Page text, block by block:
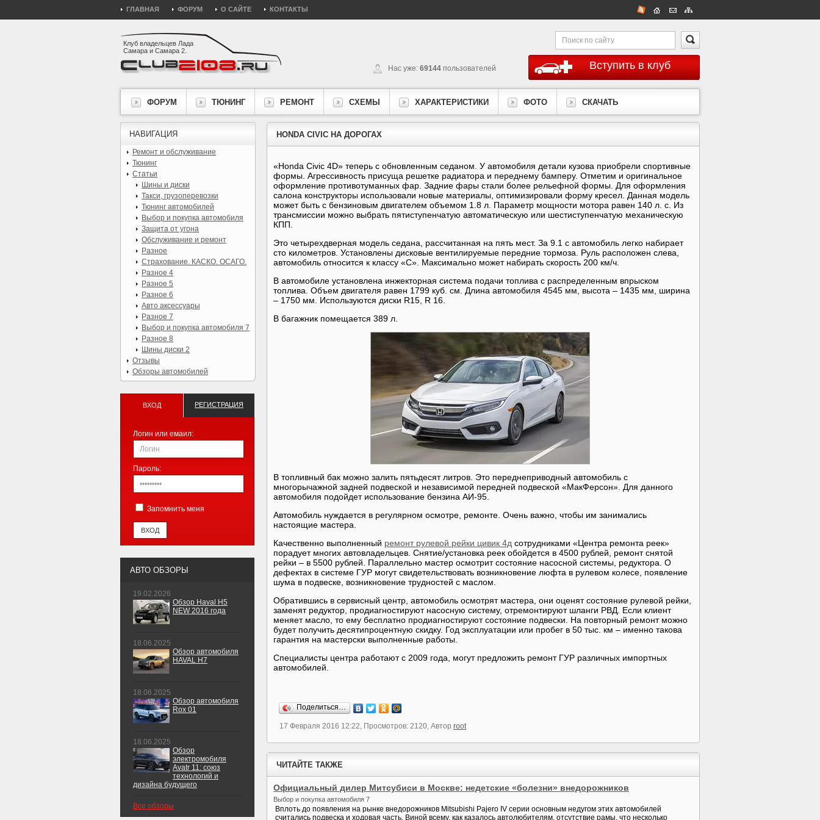
ГЛАВНАЯ ФОРУМ О САЙТЕ КОНТАКТЫ
Клуб владельцев Лада
Самара и Самара 2.
Вступить в клуб
Нас уже: 69144 пользователей
ФОРУМ ТЮНИНГ РЕМОНТ СХЕМЫ ХАРАКТЕРИСТИКИ ФОТО СКАЧАТЬ
HONDA CIVIC НА ДОРОГАХ
«Honda Civic 4D» теперь с обновленным седаном. У автомобиля детали кузова приобрели спортивные
формы. Агрессивность присуща решетке радиатора и переднему бамперу. Отметим и оригинальное
оформление противотуманных фар. Задние фары стали более рельефной формы. Для оформления
салона конструкторы использовали новые материалы, оптимизировали форму кресел. Данная модель
может быть с бензиновым двигателем объемом 1.8 л. Параметр мощности мотора равен 140 л. с. Из
трансмиссии можно выбрать пятиступенчатую автоматическую или шестиступенчатую механическую
КПП.
Это четырехдверная модель седана, рассчитанная на пять мест. За 9.1 с автомобиль легко набирает
сто километров. Установлены дисковые вентилируемые передние тормоза. Руль расположен слева,
автомобиль относится к классу «С». Максимально может набирать скорость 200 км/ч.
В автомобиле установлена инжекторная система подачи топлива с распределенным впрыском
топлива. Объем двигателя равен 1799 куб. см. Длина автомобиля 4545 мм, высота – 1435 мм, ширина
– 1750 мм. Используются диски R15, R 16.
В багажник помещается 389 л.
В топливный бак можно залить пятьдесят литров. Это переднеприводный автомобиль с
многорычажной задней подвеской и независимой передней подвеской «МакФерсон». Для данного
автомобиля подойдет использование бензина АИ-95.
Автомобиль нуждается в регулярном осмотре, ремонте. Очень важно, чтобы им занимались
настоящие мастера.
Качественно выполненный ремонт рулевой рейки цивик 4д сотрудниками «Центра ремонта реек»
порадует многих автовладельцев. Снятие/установка реек обойдется в 4500 рублей, ремонт снятой
рейки – в 5500 рублей. Параллельно мастер осмотрит состояние насосной системы, редуктора. О
дефектах в системе ГУР могут свидетельствовать возникновение люфта в рулевом колесе, появление
шума в подвеске, возникновение трудностей с маслом.
Обратившись в сервисный центр, автомобиль осмотрят мастера, они оценят состояние рулевой рейки,
заменят редуктор, продиагностируют насосную систему, отремонтируют шланги РВД. Если клиент
меняет масло, то ему бесплатно продиагностируют состояние подвески. На повторный ремонт можно
будет получить десятипроцентную скидку. Год эксплуатации или пробег в 50 тыс. км – именно такова
гарантия на мастерски выполненные работы.
Специалисты центра работают с 2009 года, могут предложить ремонт ГУР различных импортных
автомобилей.
Поделиться…
17 Февраля 2016 12:22, Просмотров: 2120, Автор root
ЧИТАЙТЕ ТАКЖЕ
Официальный дилер Митсубиси в Москве: недетские «болезни» внедорожников
Выбор и покупка автомобиля 7
Вплоть до появления на рынке внедорожников Mitsubishi Pajero IV серии основным недугом этих автомобилей
считались подвеска и ходовая часть. Виной всему, как казалось автолюбителям, отсутствие рамы, что несколько
НАВИГАЦИЯ
Ремонт и обслуживание
Тюнинг
Статьи
Шины и диски
Такси, грузоперевозки
Тюнинг автомобилей
Выбор и покупка автомобиля
Защита от угона
Обслуживание и ремонт
Разное
Страхование. КАСКО. ОСАГО.
Разное 4
Разное 5
Разное 6
Авто аксессуары
Разное 7
Выбор и покупка автомобиля 7
Разное 8
Шины диски 2
Отзывы
Обзоры автомобилей
ВХОД РЕГИСТРАЦИЯ
Логин или емаил:
Пароль:
Запомнить меня
АВТО ОБЗОРЫ
19.02.2026
Обзор Haval H5
NEW 2016 года
18.06.2025
Обзор автомобиля
HAVAL H7
18.06.2025
Обзор автомобиля
Rox 01
18.06.2025
Обзор
электромобиля
Avatr 11: союз
технологий и
дизайна будущего
Все обзоры